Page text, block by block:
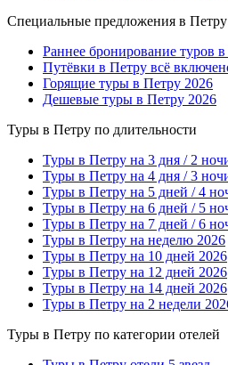
Специальные предложения в Петру
Раннее бронирование туров
Путёвки в Петру всё
Горящие туры в Петру 2026
Дешевые туры в Петру 2026
Туры в Петру по длительности
Туры в Петру на 3 дня / 2
Туры в Петру на 4 дня / 3
Туры в Петру на 5 дней / 4
Туры в Петру на 6 дней / 5
Туры в Петру на 7 дней / 6
Туры в Петру на неделю 2026
Туры в Петру на 10 дней 2026
Туры в Петру на 12 дней 2026
Туры в Петру на 14 дней 2026
Туры в Петру на 2 недели
Туры в Петру по категории отелей